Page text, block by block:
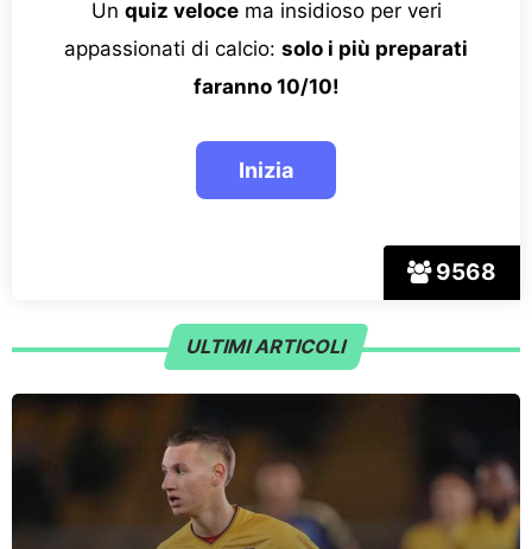
9568
Un quiz velocema insidioso per veri
appassionati di calcio: solo i più preparati
faranno 10/10!
ULTIMI ARTICOLI